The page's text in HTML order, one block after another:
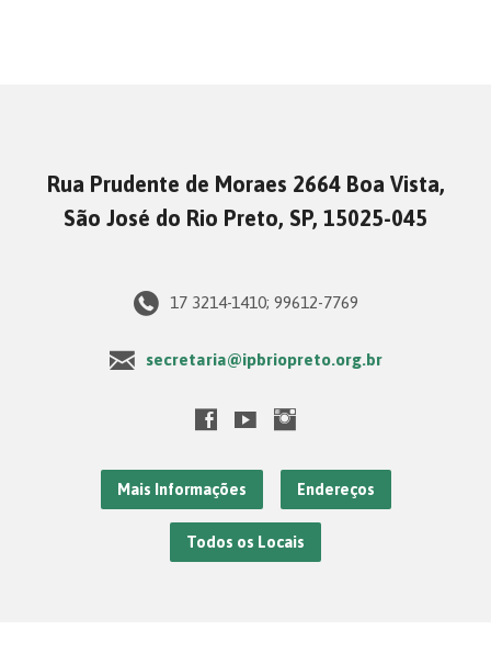
Rua Prudente de Moraes 2664 Boa Vista,
São José do Rio Preto, SP, 15025-045
17 3214-1410; 99612-7769
secretaria@ipbriopreto.org.br
Mais Informações Endereços
Todos os Locais